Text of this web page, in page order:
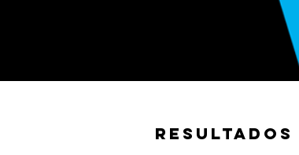
Resultados